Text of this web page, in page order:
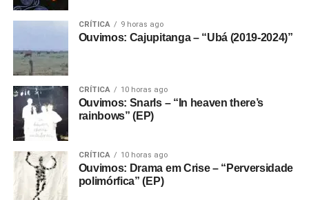
CRÍTICA 9 horas ago
Ouvimos: Cajupitanga – “Ubá (2019-2024)”
CRÍTICA 10 horas ago
Ouvimos: Snarls – “In heaven there’s
rainbows” (EP)
CRÍTICA 10 horas ago
Ouvimos: Drama em Crise – “Perversidade
polimórfica” (EP)